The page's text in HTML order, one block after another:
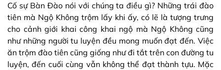
Cố sự Bàn Đào nói với chúng ta điều gì? Những trái đào
tiên mà Ngộ Không trộm lấy khi ấy, có lẽ là tượng trưng
cho cảnh giới khai công khai ngộ mà Ngộ Không cũng
như những người tu luyện đều mong muốn đạt đến. Việc
ăn trộm đào tiên cũng giống như đi tắt trên con đường tu
luyện, đến cuối cùng vẫn không thể đạt thành tựu. Mặc